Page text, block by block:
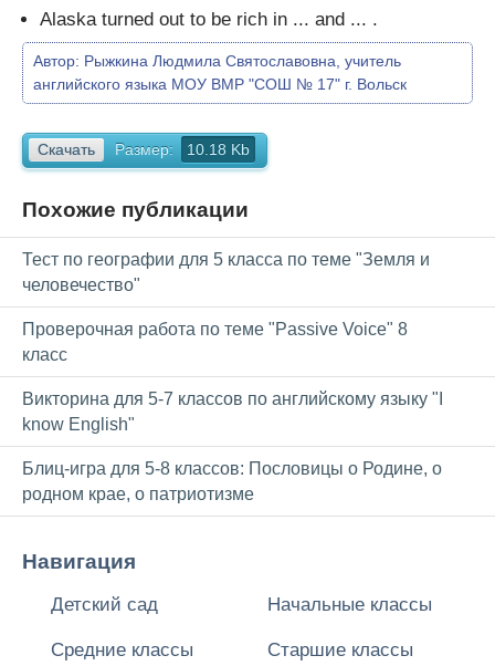
Alaska turned out to be rich in ... and ... .
Автор: Рыжкина Людмила Святославовна, учитель
английского языка МОУ ВМР "СОШ № 17" г. Вольск
Скачать Размер: 10.18 Kb
Похожие публикации
Тест по географии для 5 класса по теме "Земля и
человечество"
Проверочная работа по теме "Passive Voice" 8
класс
Викторина для 5-7 классов по английскому языку "I
know English"
Блиц-игра для 5-8 классов: Пословицы о Родине, о
родном крае, о патриотизме
Навигация
Детский сад Начальные классы
Средние классы Старшие классы